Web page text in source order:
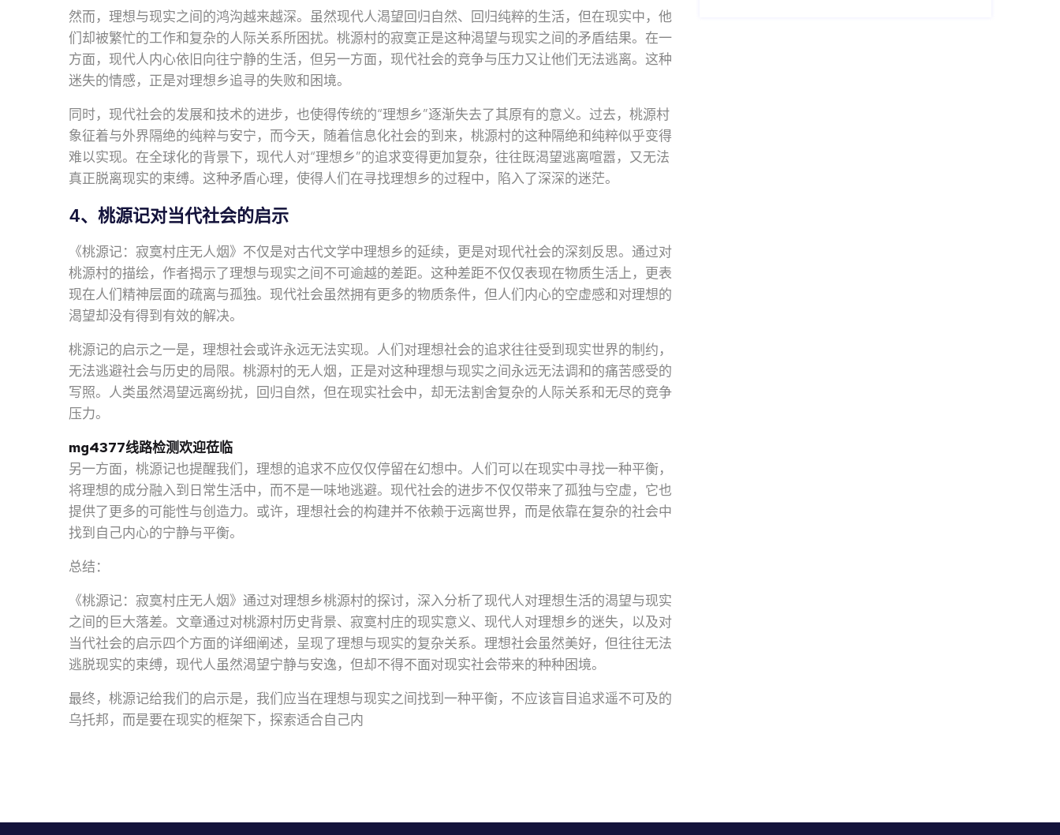
然而，理想与现实之间的鸿沟越来越深。虽然现代人渴望回归自然、回归纯粹的生活，但在现实中，他
们却被繁忙的工作和复杂的人际关系所困扰。桃源村的寂寞正是这种渴望与现实之间的矛盾结果。在一
方面，现代人内心依旧向往宁静的生活，但另一方面，现代社会的竞争与压力又让他们无法逃离。这种
迷失的情感，正是对理想乡追寻的失败和困境。
同时，现代社会的发展和技术的进步，也使得传统的“理想乡”逐渐失去了其原有的意义。过去，桃源村
象征着与外界隔绝的纯粹与安宁，而今天，随着信息化社会的到来，桃源村的这种隔绝和纯粹似乎变得
难以实现。在全球化的背景下，现代人对“理想乡”的追求变得更加复杂，往往既渴望逃离喧嚣，又无法
真正脱离现实的束缚。这种矛盾心理，使得人们在寻找理想乡的过程中，陷入了深深的迷茫。
4、桃源记对当代社会的启示
《桃源记：寂寞村庄无人烟》不仅是对古代文学中理想乡的延续，更是对现代社会的深刻反思。通过对
桃源村的描绘，作者揭示了理想与现实之间不可逾越的差距。这种差距不仅仅表现在物质生活上，更表
现在人们精神层面的疏离与孤独。现代社会虽然拥有更多的物质条件，但人们内心的空虚感和对理想的
渴望却没有得到有效的解决。
桃源记的启示之一是，理想社会或许永远无法实现。人们对理想社会的追求往往受到现实世界的制约，
无法逃避社会与历史的局限。桃源村的无人烟，正是对这种理想与现实之间永远无法调和的痛苦感受的
写照。人类虽然渴望远离纷扰，回归自然，但在现实社会中，却无法割舍复杂的人际关系和无尽的竞争
压力。
mg4377线路检测欢迎莅临
另一方面，桃源记也提醒我们，理想的追求不应仅仅停留在幻想中。人们可以在现实中寻找一种平衡，
将理想的成分融入到日常生活中，而不是一味地逃避。现代社会的进步不仅仅带来了孤独与空虚，它也
提供了更多的可能性与创造力。或许，理想社会的构建并不依赖于远离世界，而是依靠在复杂的社会中
找到自己内心的宁静与平衡。
总结：
《桃源记：寂寞村庄无人烟》通过对理想乡桃源村的探讨，深入分析了现代人对理想生活的渴望与现实
之间的巨大落差。文章通过对桃源村历史背景、寂寞村庄的现实意义、现代人对理想乡的迷失，以及对
当代社会的启示四个方面的详细阐述，呈现了理想与现实的复杂关系。理想社会虽然美好，但往往无法
逃脱现实的束缚，现代人虽然渴望宁静与安逸，但却不得不面对现实社会带来的种种困境。
最终，桃源记给我们的启示是，我们应当在理想与现实之间找到一种平衡，不应该盲目追求遥不可及的
乌托邦，而是要在现实的框架下，探索适合自己内